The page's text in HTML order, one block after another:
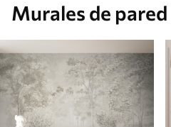
Murales de pared